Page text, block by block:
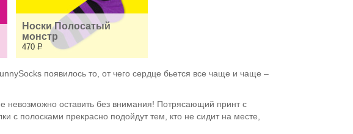
Носки Полосатый
монстр
470 Р
появилось то, от чего сердце бьется все чаще и чаще –
невозможно оставить без внимания! Потрясающий принт с
с полосками прекрасно подойдут тем, кто не сидит на месте,